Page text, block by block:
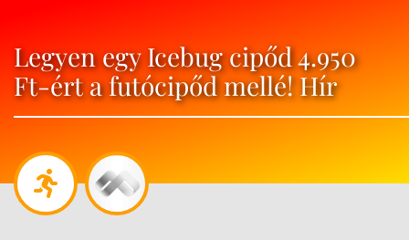
Legyen egy Icebug cipőd 4.950
Ft-ért a futócipőd mellé! Hír